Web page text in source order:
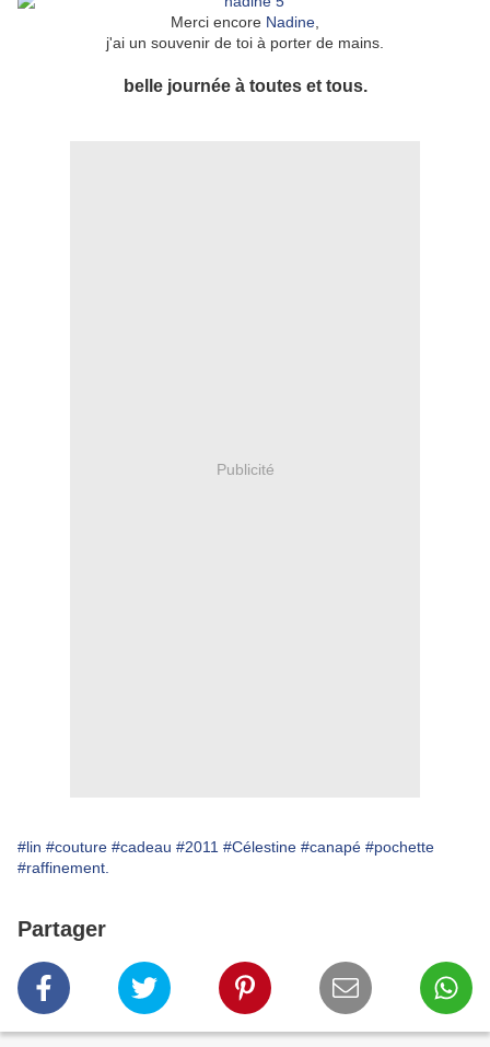
Merci encore Nadine
j'ai un souvenir de toi à porter de mains.
belle journée à toutes et tous.
Publicité
#lin #couture #cadeau #2011 #Célestine #canapé #pochette
#raffinement.
Partager